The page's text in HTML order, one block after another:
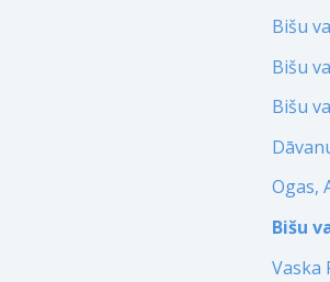
Bišu
Bišu
Bišu
Ogas,
Bišu
Vaska